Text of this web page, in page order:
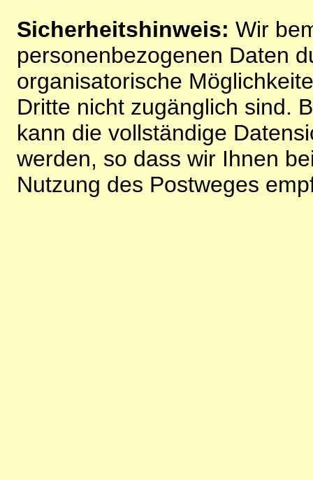
Sicherheitshinweis: Wir
personenbezogenen Daten
organisatorische
Dritte nicht zugänglich sind.
kann die vollständige
werden, so dass wir Ihnen
Nutzung des Postweges